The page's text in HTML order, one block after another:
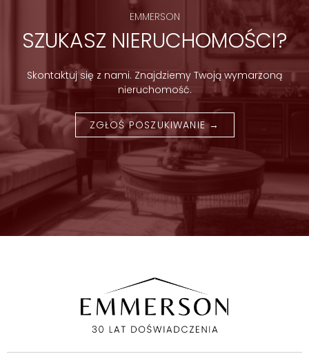
EMMERSON
SZUKASZ NIERUCHOMOŚCI?
Skontaktuj się z nami. Znajdziemy Twoją wymarzoną
nieruchomość.
ZGŁOŚ POSZUKIWANIE →